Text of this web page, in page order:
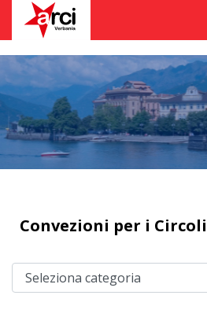
Convezioni per i Circoli